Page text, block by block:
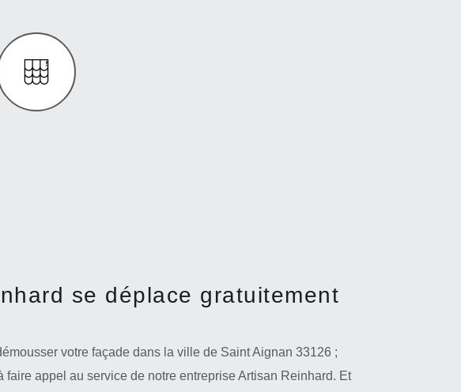
se déplace gratuitement
votre façade dans la ville de Saint Aignan 33126 ;
faire appel au service de notre entreprise Artisan Reinhard. Et